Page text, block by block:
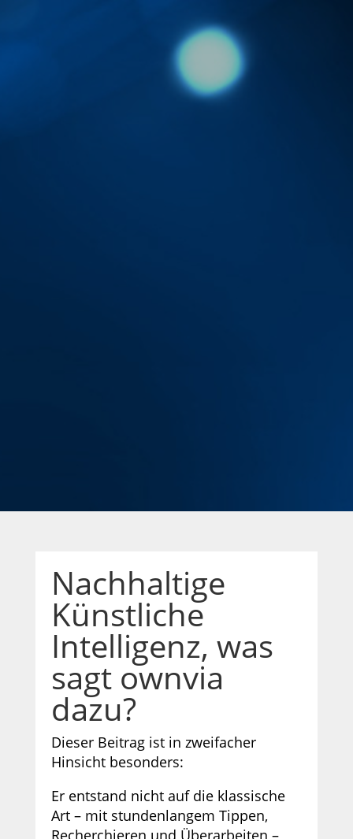
Nachhaltige
Künstliche
Intelligenz, was
sagt ownvia
dazu?
Dieser Beitrag ist in zweifacher
Hinsicht besonders:
Er entstand nicht auf die klassische
Art – mit stundenlangem Tippen,
Recherchieren und Überarbeiten –,